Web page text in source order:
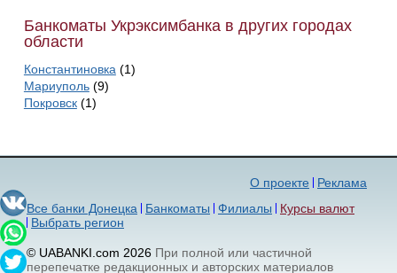
Банкоматы Укрэксимбанка в других городах
области
Константиновка (1)
Мариуполь(9)
Покровск(1)
Реклама
О проекте
Все банки Донецка
Банкоматы Филиалы
Курсы валют
Выбрать регион
© UABANKI.com 2026 При полной или частичной
перепечатке редакционных и авторских материалов